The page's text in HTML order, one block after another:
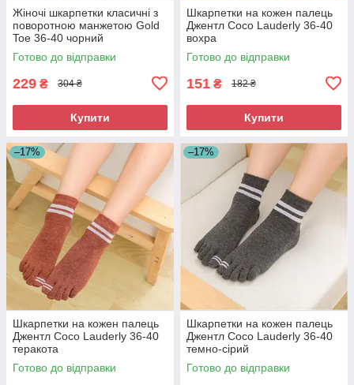
Жіночі шкарпетки класичні з
поворотною манжетою Gold
Toe 36-40 чорний
Готово до відправки
229 ₴ 304 ₴
Купити
Шкарпетки на кожен палець
Джентл Coco Lauderly 36-40
вохра
Готово до відправки
151 ₴ 182 ₴
Купити
–17%
Шкарпетки на кожен палець
Джентл Coco Lauderly 36-40
теракота
Готово до відправки
–17%
Шкарпетки на кожен палець
Джентл Coco Lauderly 36-40
темно-сірий
Готово до відправки